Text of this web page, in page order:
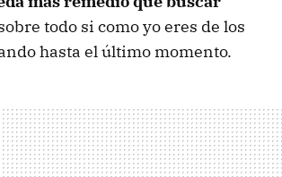
todo si como yo eres de los
hasta el último momento.